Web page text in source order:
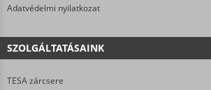
Adatvédelmi nyilatkozat
SZOLGÁLTATÁSAINK
TESA zárcsere